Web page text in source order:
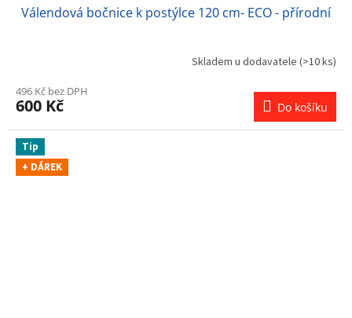
Válendová bočnice k postýlce 120 cm- ECO - přírodní
Skladem u dodavatele (>10 ks)
496 Kč bez DPH
600 Kč Do košíku
Tip
+ DÁREK